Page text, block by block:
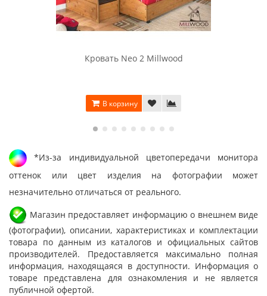
Кровать Neo 2 Millwood
В корзину
*Из-за индивидуальной цветопередачи монитора
оттенок или цвет изделия на фотографии может
незначительно отличаться от реального.
Магазин предоставляет информацию о внешнем виде
(фотографии), описании, характеристиках и комплектации
товара по данным из каталогов и официальных сайтов
производителей. Предоставляется максимально полная
информация, находящаяся в доступности. Информация о
товаре представлена для ознакомления и не является
публичной офертой.